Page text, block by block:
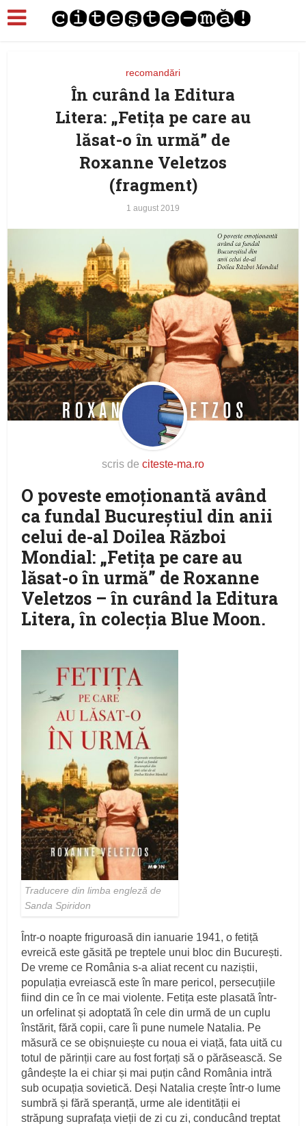
recomandări
În curând la Editura
Litera: „Fetița pe care au
lăsat-o în urmă” de
Roxanne Veletzos
(fragment)
1 august 2019
scris de citeste-ma.ro
O poveste emoționantă având
ca fundal Bucureștiul din anii
celui de-al Doilea Război
Mondial: „Fetița pe care au
lăsat-o în urmă” de Roxanne
Veletzos – în curând la Editura
Litera, în colecţia Blue Moon.
Traducere din limba engleză de
Sanda Spiridon
Într-o noapte friguroasă din ianuarie 1941, o fetiță
evreică este găsită pe treptele unui bloc din București.
De vreme ce România s-a aliat recent cu naziștii,
populația evreiască este în mare pericol, persecuțiile
fiind din ce în ce mai violente. Fetița este plasată într-
un orfelinat și adoptată în cele din urmă de un cuplu
înstărit, fără copii, care îi pune numele Natalia. Pe
măsură ce se obișnuiește cu noua ei viață, fata uită cu
totul de părinții care au fost forțați să o părăsească. Se
gândește la ei chiar și mai puțin când România intră
sub ocupația sovietică. Deși Natalia crește într-o lume
sumbră și fără speranță, urme ale identității ei
străpung suprafața vieții de zi cu zi, conducând treptat